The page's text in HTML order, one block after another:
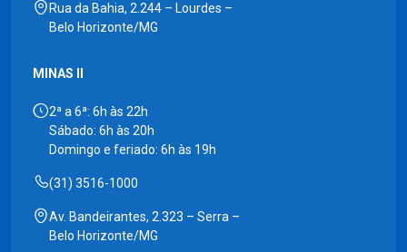
Rua da Bahia, 2.244 – Lourdes –
Belo Horizonte/MG
MINAS II
2ª a 6ª: 6h às 22h
Sábado: 6h às 20h
Domingo e feriado: 6h às 19h
(31) 3516-1000
Av. Bandeirantes, 2.323 – Serra –
Belo Horizonte/MG